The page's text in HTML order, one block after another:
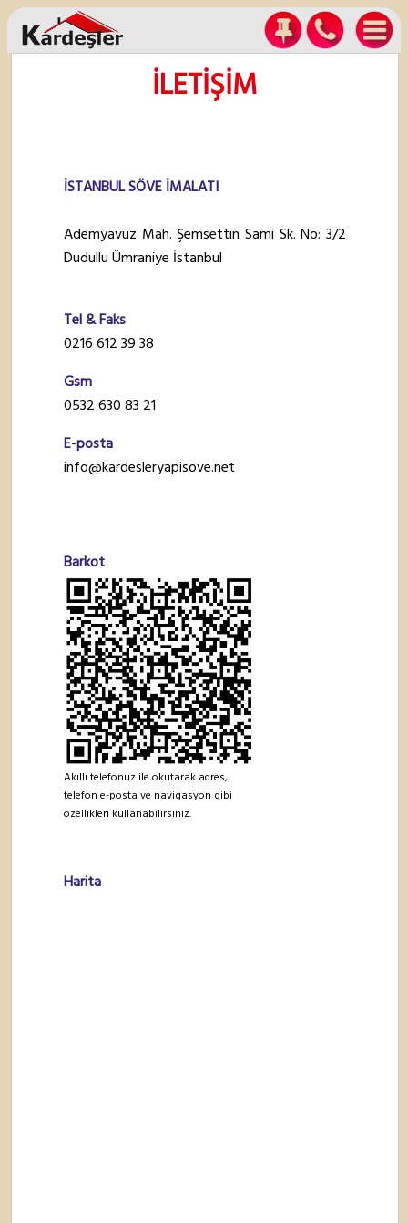
İLETİŞİM
İSTANBUL SÖVE İMALATI
Ademyavuz Mah. Şemsettin Sami Sk. No: 3/2
Dudullu Ümraniye İstanbul
Tel & Faks
0216 612 39 38
Gsm
0532 630 83 21
E-posta
info@kardesleryapisove.net
Barkot
Akıllı telefonuz ile okutarak adres,
telefon e-posta ve navigasyon gibi
özellikleri kullanabilirsiniz.
Harita